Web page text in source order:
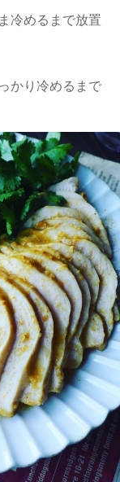
冷めるまで放置
かり冷めるまで